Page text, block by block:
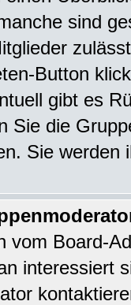
sind
Button
gibt es
Sie die
Sie werden
vom Board-
interessiert